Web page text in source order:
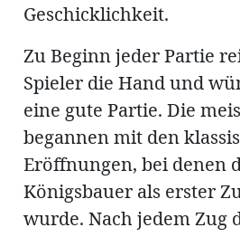
Geschicklichkeit.
Zu Beginn jeder Partie
Spieler die Hand und
eine gute Partie. Die
begannen mit den
Eröffnungen, bei denen
Königsbauer als erster
wurde. Nach jedem Zug